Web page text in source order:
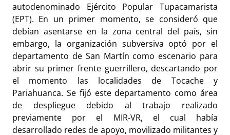
autodenominado Ejército Popular Tupacamarista
(EPT). En un primer momento, se consideró que
debían asentarse en la zona central del país, sin
embargo, la organización subversiva optó por el
departamento de San Martín como escenario para
abrir su primer frente guerrillero, descartando por
el momento las localidades de Tocache y
Pariahuanca. Se fijó este departamento como área
de despliegue debido al trabajo realizado
previamente por el MIR-VR, el cual había
desarrollado redes de apoyo, movilizado militantes y